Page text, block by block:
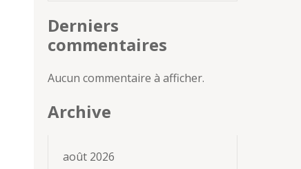
Derniers
commentaires
Aucun commentaire à afficher.
Archive
août 2026